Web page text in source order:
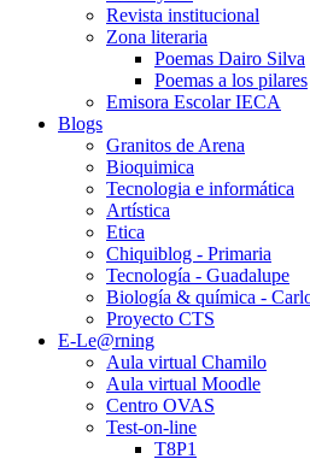
Revista institucional
Zona literaria
Poemas Dairo Silva
Poemas a los pilares
Emisora Escolar IECA
Blogs
Granitos de Arena
Bioquimica
Tecnologia e informática
Artística
Etica
Chiquiblog - Primaria
Tecnología - Guadalupe
Biología & química -
Proyecto CTS
E-Le@rning
Aula virtual Chamilo
Aula virtual Moodle
Centro OVAS
Test-on-line
T8P1